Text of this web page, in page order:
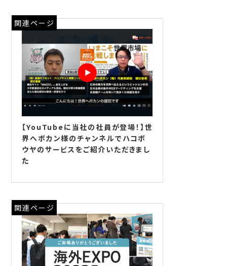
関連ページ
【YouTubeに当社の社員が登場！】世
界へボカン様のチャンネルでハコボ
ウヤのサービスをご紹介いただきまし
た
関連ページ